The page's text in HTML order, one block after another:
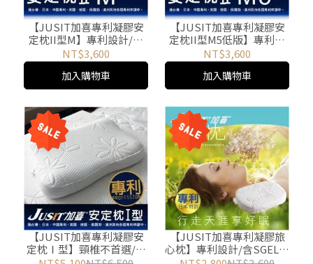
【JUSIT加喜專利凝膠安
定枕II型M】專利設計/含
SGEL醫療等級凝膠/正躺、
側躺皆適宜/MIT台灣製/非
矽膠、乳膠、記憶泡棉
NT$3,600
加入購物車
【JUSIT加喜專利凝膠安
定枕II型M5低版】專利設
計/含SGEL醫療等級凝膠/
正躺、側躺皆適宜/MIT台
灣製/非矽膠、乳膠、記憶
泡棉
NT$3,600
加入購物車
【JUSIT加喜專利凝膠安
定枕Ⅰ型】頸椎不首選/專
【JUSIT加喜專利凝膠旅
心枕】專利設計/含SGEL醫